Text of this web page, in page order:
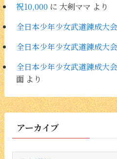
祝10,000 に 大剣ママ より
全日本少年少女武道錬成大
全日本少年少女武道錬成大
全日本少年少女武道錬成大
面より
アーカイブ